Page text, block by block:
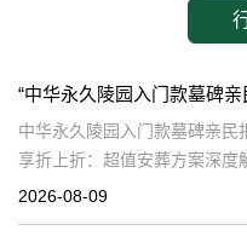
中华永久陵园入门款墓碑亲民
享折上折：超值安葬方案深
陵园电话:400-838-5063在人
2026-08-09